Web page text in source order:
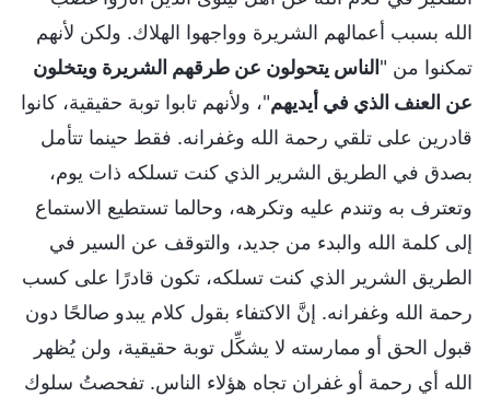
الله بسبب أعمالهم الشريرة وواجهوا الهلاك. ولكن لأنهم
تمكنوا من "الناس يتحولون عن طرقهم الشريرة ويتخلون
عن العنف الذي في أيديهم"، ولأنهم تابوا توبة حقيقية، كانوا
قادرين على تلقي رحمة الله وغفرانه. فقط حينما تتأمل
بصدق في الطريق الشرير الذي كنت تسلكه ذات يوم،
وتعترف به وتندم عليه وتكرهه، وحالما تستطيع الاستماع
إلى كلمة الله والبدء من جديد، والتوقف عن السير في
الطريق الشرير الذي كنت تسلكه، تكون قادرًا على كسب
رحمة الله وغفرانه. إنَّ الاكتفاء بقول كلام يبدو صالحًا دون
قبول الحق أو ممارسته لا يشكِّل توبة حقيقية، ولن يُظهر
الله أي رحمة أو غفران تجاه هؤلاء الناس. تفحصتُ سلوك